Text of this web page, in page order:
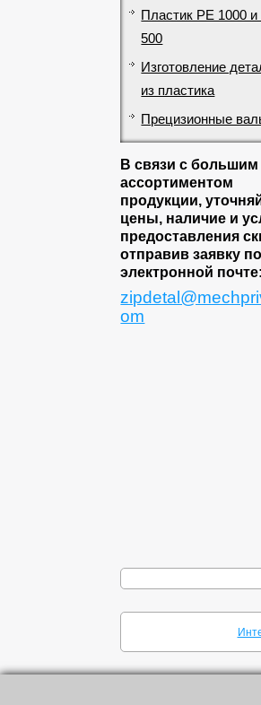
Пластик PE 1000 и
500
Изготовление
из пластика
Прецизионные
В связи с большим
ассортиментом
продукции,
цены, наличие и
предоставления
отправив заявку по
электронной почте:
om